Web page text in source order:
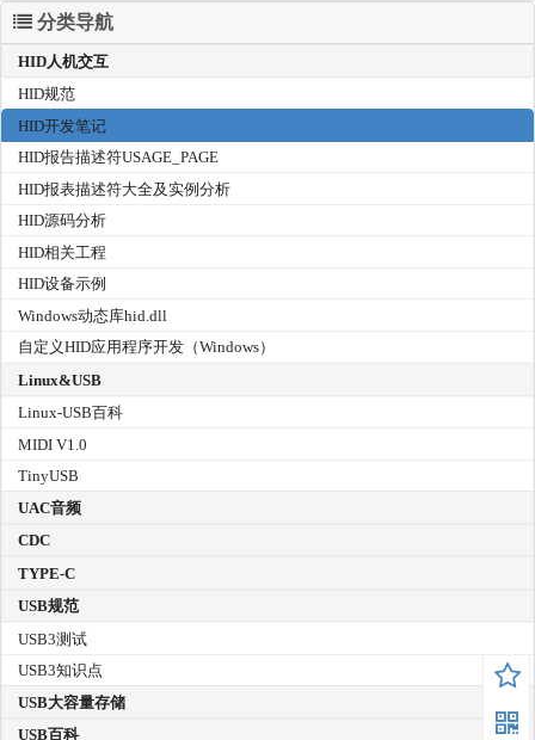
分类导航
HID人机交互
HID规范
HID开发笔记
HID报告描述符USAGE_PAGE
HID报表描述符大全及实例分析
HID源码分析
HID相关工程
HID设备示例
Windows动态库hid.dll
自定义HID应用程序开发（Windows）
Linux&USB
Linux-USB百科
MIDI V1.0
TinyUSB
UAC音频
CDC
TYPE-C
USB规范
USB3测试
USB3知识点
USB大容量存储
USB百科